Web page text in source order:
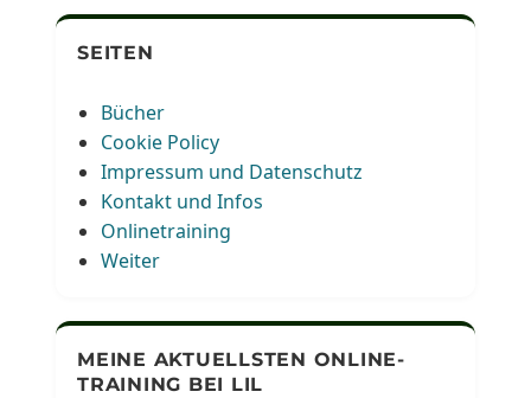
SEITEN
Bücher
Cookie Policy
Impressum und Datenschutz
Kontakt und Infos
Onlinetraining
Weiter
MEINE AKTUELLSTEN ONLINE-
TRAINING BEI LIL